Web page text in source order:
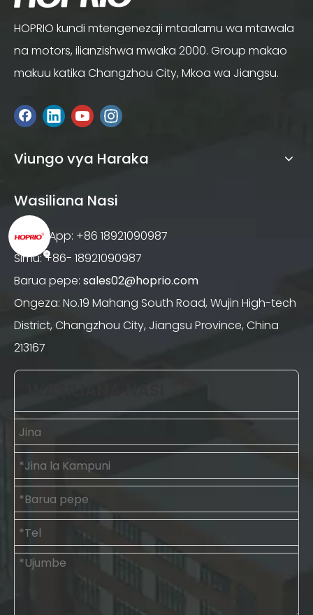
HOPRIO kundi mtengenezaji mtaalamu wa mtawala
na motors, ilianzishwa mwaka 2000. Group makao
makuu katika Changzhou City, Mkoa wa Jiangsu.
Viungo vya Haraka
Wasiliana Nasi
WhatsApp: +86 18921090987
Simu: +86- 18921090987
Barua pepe: sales02@hoprio.com
Ongeza: No.19 Mahang South Road, Wujin High-tech
District, Changzhou City, Jiangsu Province, China
213167